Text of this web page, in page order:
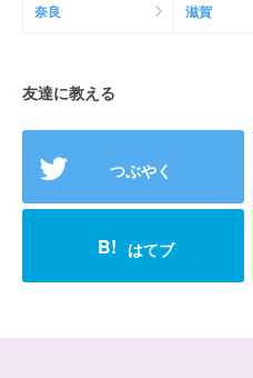
奈良 滋賀
友達に教える
つぶやく
B! はてブ